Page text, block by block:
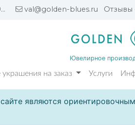
+ 7 (495) 109 05 72 val@golden-blues.ru Отзывы
Ювелирное
на заказ Услуги
являются